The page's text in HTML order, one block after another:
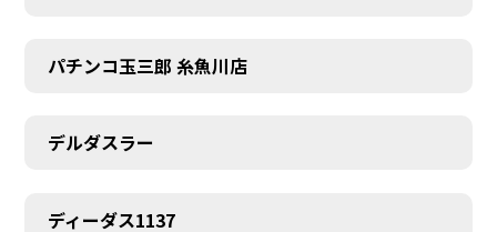
パチンコ玉三郎 糸魚川店
デルダスラー
ディーダス1137